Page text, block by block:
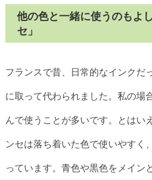
他の色と一緒に使うのもよ
セ」
フランスで昔、日常的なインクだ
に取って代わられました。私の場
んで使うことが多いです。とはい
ンセは落ち着いた色で使いやすく
っています。青色や黒色をメイン